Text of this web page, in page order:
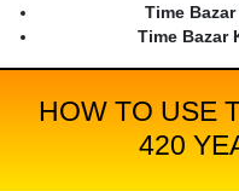
Time
Time Bazar
HOW TO USE
420